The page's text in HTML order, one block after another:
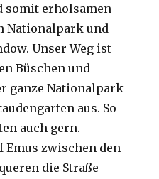
somit erholsamen
Nationalpark und
Unser Weg ist
Büschen und
ganze Nationalpark
aus. So
auch gern.
zwischen den
die Straße –